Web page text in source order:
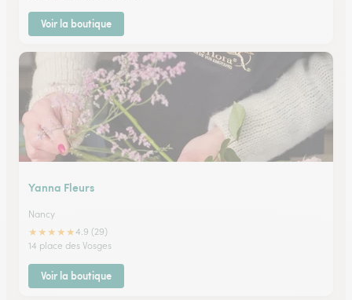
Voir la boutique
Yanna Fleurs
Nancy
★★★★★4.9 (29)
14 place des Vosges
Voir la boutique